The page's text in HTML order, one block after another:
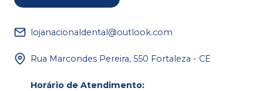
lojanacionaldental@outlook.com
Rua Marcondes Pereira, 550 Fortaleza - CE
Horário de Atendimento: